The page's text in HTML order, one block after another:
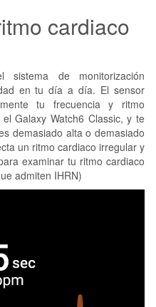
cardiaco
sistema de monitorización
en tu día a día. El sensor
tu frecuencia y ritmo
Galaxy Watch6 Classic, y te
demasiado alta o demasiado
un ritmo cardiaco irregular y
examinar tu ritmo cardiaco
admiten IHRN)